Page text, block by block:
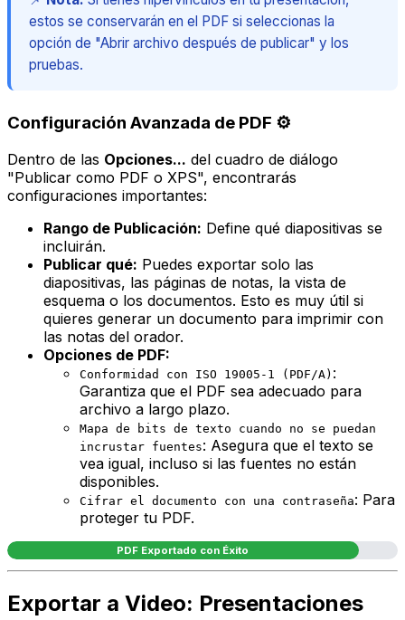
estos se conservarán en el PDF si seleccionas la
opción de "Abrir archivo después de publicar" y los
pruebas.
Configuración Avanzada de PDF ⚙️
Dentro de las Opciones... del cuadro de diálogo
"Publicar como PDF o XPS", encontrarás
configuraciones importantes:
Rango de Publicación: Define qué diapositivas se
incluirán.
Publicar qué: Puedes exportar solo las
diapositivas, las páginas de notas, la vista de
esquema o los documentos. Esto es muy útil si
quieres generar un documento para imprimir con
las notas del orador.
Opciones de PDF:
Conformidad con ISO 19005-1 (PDF/A) :
Garantiza que el PDF sea adecuado para
archivo a largo plazo.
Mapa de bits de texto cuando no se puedan
incrustar fuentes: Asegura que el texto se
vea igual, incluso si las fuentes no están
disponibles.
Cifrar el documento con una contraseña: Para
proteger tu PDF.
PDF Exportado con Éxito
Exportar a Video: Presentaciones